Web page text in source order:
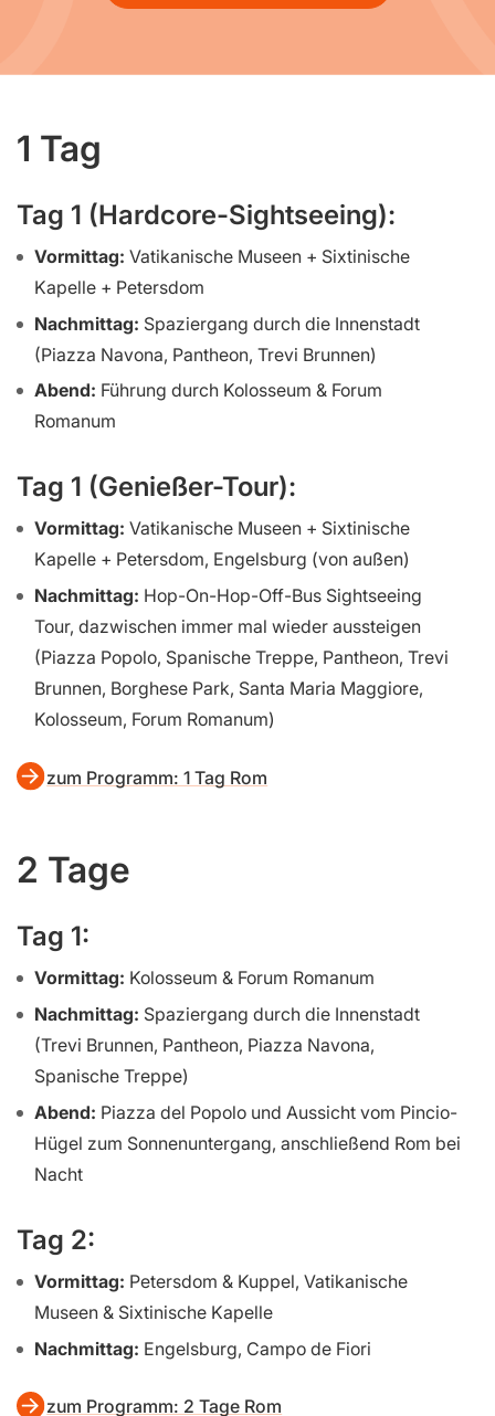
1 Tag
Tag 1 (Hardcore-Sightseeing):
Vormittag: Vatikanische Museen + Sixtinische
Kapelle + Petersdom
Nachmittag: Spaziergang durch die Innenstadt
(Piazza Navona, Pantheon, Trevi Brunnen)
Abend: Führung durch Kolosseum & Forum
Romanum
Tag 1 (Genießer-Tour):
Vormittag: Vatikanische Museen + Sixtinische
Kapelle + Petersdom, Engelsburg (von außen)
Nachmittag: Hop-On-Hop-Off-Bus Sightseeing
Tour, dazwischen immer mal wieder aussteigen
(Piazza Popolo, Spanische Treppe, Pantheon, Trevi
Brunnen, Borghese Park, Santa Maria Maggiore,
Kolosseum, Forum Romanum)
zum Programm: 1 Tag Rom
2 Tage
Tag 1:
Vormittag: Kolosseum & Forum Romanum
Nachmittag: Spaziergang durch die Innenstadt
(Trevi Brunnen, Pantheon, Piazza Navona,
Spanische Treppe)
Abend: Piazza del Popolo und Aussicht vom Pincio-
Hügel zum Sonnenuntergang, anschließend Rom bei
Nacht
Tag 2:
Vormittag: Petersdom & Kuppel, Vatikanische
Museen & Sixtinische Kapelle
Nachmittag: Engelsburg, Campo de Fiori
zum Programm: 2 Tage Rom